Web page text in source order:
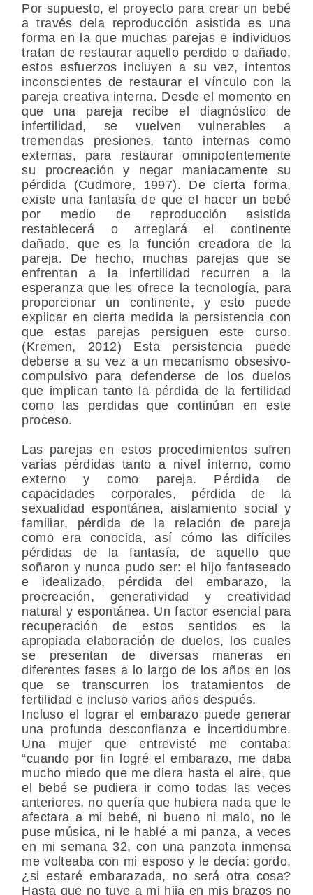
Por supuesto, el proyecto para crear un bebé
a través dela reproducción asistida es una
forma en la que muchas parejas e individuos
tratan de restaurar aquello perdido o dañado,
estos esfuerzos incluyen a su vez, intentos
inconscientes de restaurar el vínculo con la
pareja creativa interna. Desde el momento en
que una pareja recibe el diagnóstico de
infertilidad, se vuelven vulnerables a
tremendas presiones, tanto internas como
externas, para restaurar omnipotentemente
su procreación y negar maniacamente su
pérdida (Cudmore, 1997). De cierta forma,
existe una fantasía de que el hacer un bebé
por medio de reproducción asistida
restablecerá o arreglará el continente
dañado, que es la función creadora de la
pareja. De hecho, muchas parejas que se
enfrentan a la infertilidad recurren a la
esperanza que les ofrece la tecnología, para
proporcionar un continente, y esto puede
explicar en cierta medida la persistencia con
que estas parejas persiguen este curso.
(Kremen, 2012) Esta persistencia puede
deberse a su vez a un mecanismo obsesivo-
compulsivo para defenderse de los duelos
que implican tanto la pérdida de la fertilidad
como las perdidas que continúan en este
proceso.
Las parejas en estos procedimientos sufren
varias pérdidas tanto a nivel interno, como
externo y como pareja. Pérdida de
capacidades corporales, pérdida de la
sexualidad espontánea, aislamiento social y
familiar, pérdida de la relación de pareja
como era conocida, así cómo las difíciles
pérdidas de la fantasía, de aquello que
soñaron y nunca pudo ser: el hijo fantaseado
e idealizado, pérdida del embarazo, la
procreación, generatividad y creatividad
natural y espontánea. Un factor esencial para
recuperación de estos sentidos es la
apropiada elaboración de duelos, los cuales
se presentan de diversas maneras en
diferentes fases a lo largo de los años en los
que se transcurren los tratamientos de
fertilidad e incluso varios años después.
Incluso el lograr el embarazo puede generar
una profunda desconfianza e incertidumbre.
Una mujer que entrevisté me contaba:
“cuando por fin logré el embarazo, me daba
mucho miedo que me diera hasta el aire, que
el bebé se pudiera ir como todas las veces
anteriores, no quería que hubiera nada que le
afectara a mi bebé, ni bueno ni malo, no le
puse música, ni le hablé a mi panza, a veces
en mi semana 32, con una panzota inmensa
me volteaba con mi esposo y le decía: gordo,
¿si estaré embarazada, no será otra cosa?
Hasta que no tuve a mi hija en mis brazos no